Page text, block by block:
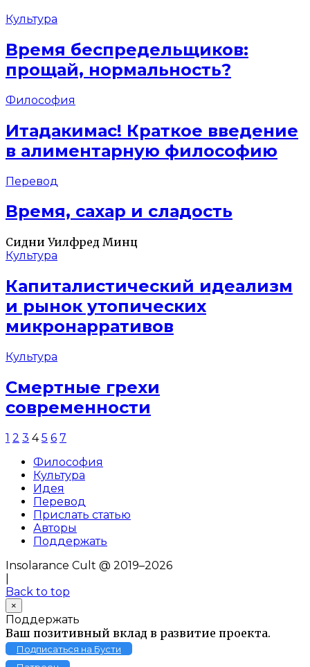
Культура
Время беспредельщиков:
прощай, нормальность?
Философия
Итадакимас! Краткое введение
в алиментарную философию
Перевод
Время, сахар и сладость
Сидни Уилфред Минц
Культура
Капиталистический идеализм
и рынок утопических
микронарративов
Культура
Смертные грехи
современности
1 2 3 4 5 6 7
Философия
Культура
Идея
Перевод
Прислать статью
Авторы
Поддержать
Insolarance Cult @ 2019–2026
Back to top
×
Поддержать
Ваш позитивный вклад в развитие проекта.
Подписаться на Бусти